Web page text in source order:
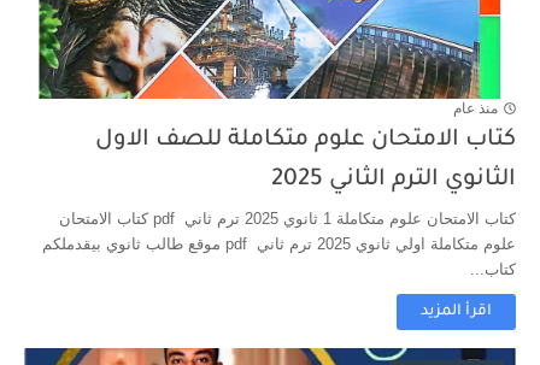
منذ عام
كتاب الامتحان علوم متكاملة للصف الاول
الثانوي الترم الثاني 2025
كتاب الامتحان علوم متكاملة 1 ثانوي 2025 ترم ثاني pdf كتاب الامتحان
علوم متكاملة اولي ثانوي 2025 ترم ثاني pdf موقع طالب ثانوي بيقدملكم
كتاب...
اقرأ المزيد